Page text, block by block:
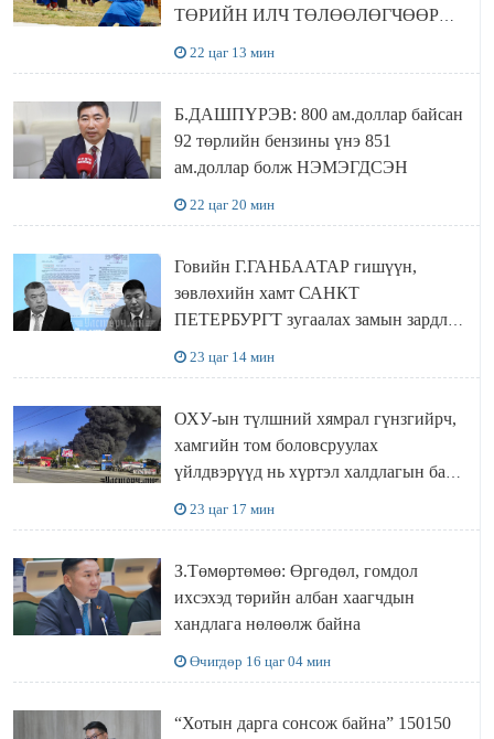
ТӨРИЙН ИЛЧ ТӨЛӨӨЛӨГЧӨӨР
22 цаг 13 мин
Б.ДАШПҮРЭВ: 800 ам.доллар байсан
92 төрлийн бензины үнэ 851
ам.доллар болж НЭМЭГДСЭН
22 цаг 20 мин
Говийн Г.ГАНБААТАР гишүүн,
зөвлөхийн хамт САНКТ
ПЕТЕРБУРГТ зугаалах замын зардлаа
23 цаг 14 мин
ОХУ-ын түлшний хямрал гүнзгийрч,
хамгийн том боловсруулах
үйлдвэрүүд нь хүртэл халдлагын бай
23 цаг 17 мин
З.Төмөртөмөө: Өргөдөл, гомдол
ихсэхэд төрийн албан хаагчдын
хандлага нөлөөлж байна
Өчигдөр 16 цаг 04 мин
“Хотын дарга сонсож байна” 150150